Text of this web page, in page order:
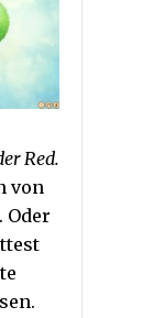
Red.
von
Oder